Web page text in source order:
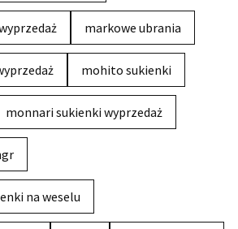
markowe ubrania
mohito sukienki
monnari sukienki wyprzedaż
na weselu